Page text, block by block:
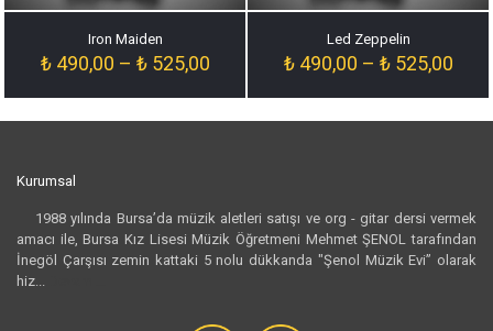
Iron Maiden
₺490,00 – ₺525,00Fiyat
₺ 490,00
-
Led Zeppelin
₺490,00 – ₺525,00Fiyat
₺
-
Kurumsal
1988 yılında Bursa’da müzik aletleri satışı ve org - gitar dersi vermek
amacı ile, Bursa Kız Lisesi Müzik Öğretmeni Mehmet ŞENOL tarafından
İnegöl Çarşısı zemin kattaki 5 nolu dükkanda "Şenol Müzik Evi” olarak
hiz...